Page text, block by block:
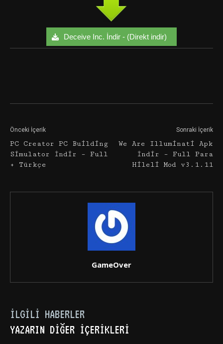
Deceive Inc. İndir - (Direkt indir)
Önceki İçerik
PC Creator PC Building
Simulator İndir – Full
+ Türkçe
Sonraki İçerik
We Are Illuminati Apk
İndir – Full Para
Hileli Mod v3.1.11
GameOver
İLGILI HABERLER
YAZARIN DIĞER İÇERIKLERI